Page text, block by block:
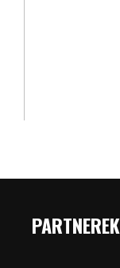
PARTNEREK